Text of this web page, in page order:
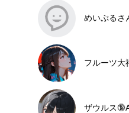
めいぷるさ
フルーツ大
ザウルス